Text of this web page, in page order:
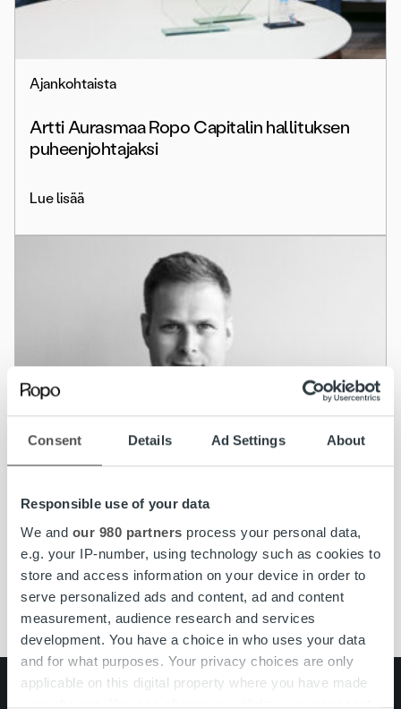
Consent Details Ad Settings About
Responsible use of your data
We and our 980 partners process your personal data,
e.g. your IP-number, using technology such as cookies to
store and access information on your device in order to
serve personalized ads and content, ad and content
measurement, audience research and services
development. You have a choice in who uses your data
and for what purposes. Your privacy choices are only
applicable on this digital property where you have made
your choices. You can change or withdraw your consent
Ajankohtaista
Artti Aurasmaa Ropo Capitalin hallituksen
puheenjohtajaksi
Lue lisää
Uncategorized
Mika Ruokonen Ropon hallitukseen
Lue lisää